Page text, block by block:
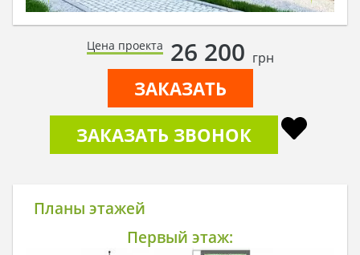
Цена проекта 26 200 грн
ЗАКАЗАТЬ
ЗАКАЗАТЬ ЗВОНОК
Планы этажей
Первый этаж: